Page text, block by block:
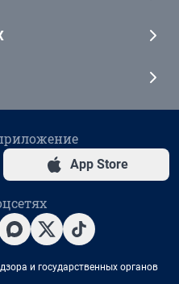
App Store
и государственных органов